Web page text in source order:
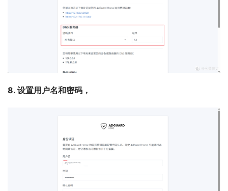
8. 设置用户名和密码，